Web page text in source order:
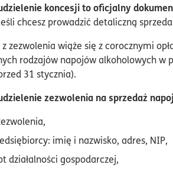
koncesji to oficjalny
chcesz prowadzić detaliczną
zezwolenia wiąże się z corocznymi
rodzajów napojów alkoholowych
31 stycznia).
zezwolenia na sprzedaż
imię i nazwisko, adres, NIP,
działalności gospodarczej,